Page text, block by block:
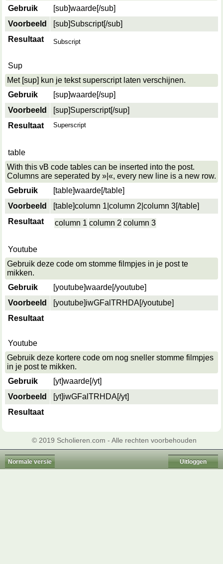
Gebruik
[sub]waarde[/sub]
Voorbeeld
[sub]Subscript[/sub]
Resultaat
Subscript
Sup
Met [sup] kun je tekst superscript laten verschijnen.
Gebruik
[sup]waarde[/sup]
Voorbeeld
[sup]Superscript[/sup]
Resultaat
Superscript
table
With this vB code tables can be inserted into the post.
Columns are seperated by »|«, every new line is a new row.
Gebruik
[table]waarde[/table]
Voorbeeld
[table]column 1|column 2|column 3[/table]
Resultaat
column 1 column 2 column 3
Youtube
Gebruik deze code om stomme filmpjes in je post te
mikken.
Gebruik
[youtube]waarde[/youtube]
Voorbeeld
[youtube]iwGFalTRHDA[/youtube]
Resultaat
Youtube
Gebruik deze kortere code om nog sneller stomme filmpjes
in je post te mikken.
Gebruik
[yt]waarde[/yt]
Voorbeeld
[yt]iwGFalTRHDA[/yt]
Resultaat
© 2019 Scholieren.com - Alle rechten voorbehouden
Normale versie Uitloggen